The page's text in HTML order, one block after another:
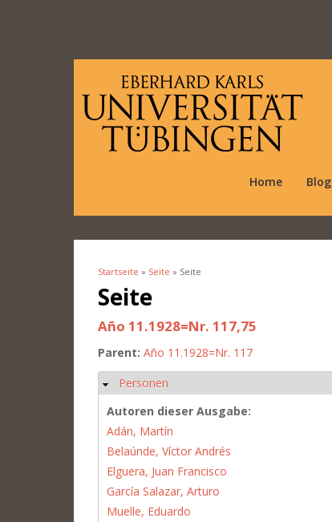
Home Blog
Sie sind hier
Startseite » Seite » Seite
Seite
Año 11.1928=Nr. 117,75
Parent: Año 11.1928=Nr. 117
Ausblenden
Personen
Autoren dieser Ausgabe:
Adán, Martín
Belaúnde, Víctor Andrés
Elguera, Juan Francisco
García Salazar, Arturo
Muelle, Eduardo